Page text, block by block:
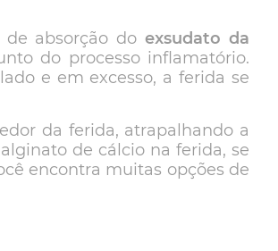
de absorção doexsudato da
do processo inflamatório.
e em excesso, a ferida se
da ferida, atrapalhando a
de cálcio na ferida, se
encontra muitas opções de